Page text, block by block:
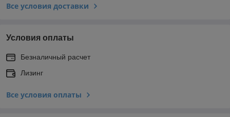
Все условия доставки
Условия оплаты
Безналичный расчет
Лизинг
Все условия оплаты